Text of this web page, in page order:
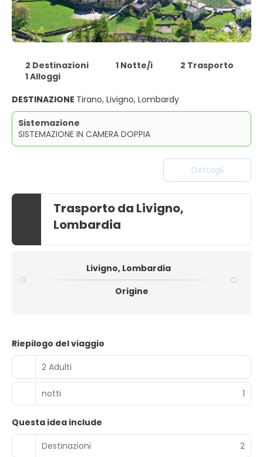
2 Destinazioni 1 Notte/i
2 Trasporto
1 Alloggi
DESTINAZIONE Tirano, Livigno, Lombardy
Sistemazione
SISTEMAZIONE IN CAMERA DOPPIA
Dettagli
Trasporto da Livigno,
Lombardia
Livigno, Lombardia
Origine
Riepilogo del viaggio
2 Adulti
notti 1
Questa idea include
Destinazioni
2